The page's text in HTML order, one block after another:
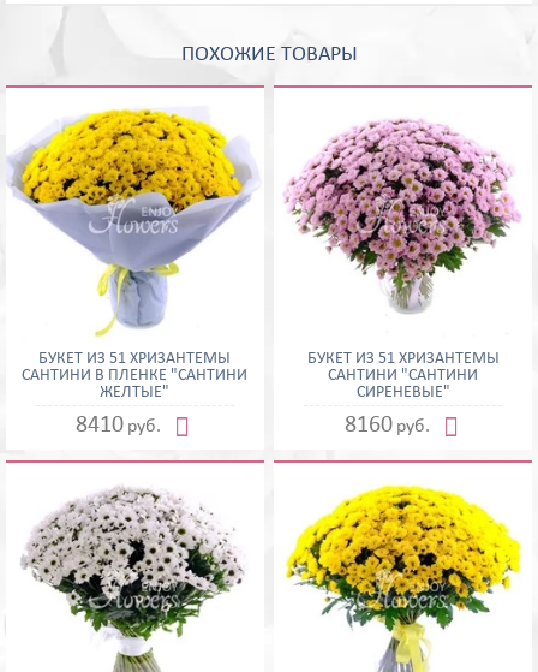
ПОХОЖИЕ ТОВАРЫ
БУКЕТ ИЗ 51 ХРИЗАНТЕМЫ
САНТИНИ В ПЛЕНКЕ "САНТИНИ
ЖЕЛТЫЕ"
8410 руб. 
БУКЕТ ИЗ 51 ХРИЗАНТЕМЫ
САНТИНИ "САНТИНИ
СИРЕНЕВЫЕ"
8160 руб. 